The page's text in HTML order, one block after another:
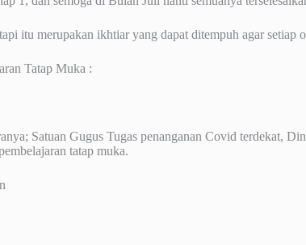
itu merupakan ikhtiar yang dapat ditempuh agar setiap
Tatap Muka :
Satuan Gugus Tugas penanganan Covid terdekat,
tatap muka.